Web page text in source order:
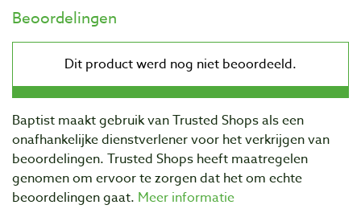
Beoordelingen
Baptist maakt gebruik van Trusted Shops als een
onafhankelijke dienstverlener voor het verkrijgen van
beoordelingen. Trusted Shops heeft maatregelen
genomen om ervoor te zorgen dat het om echte
beoordelingen gaat. Meer informatie